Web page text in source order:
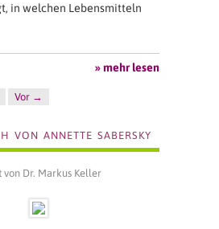
in welchen Lebensmitteln
» mehr lesen
Vor →
VON ANNETTE SABERSKY
Dr. Markus Keller